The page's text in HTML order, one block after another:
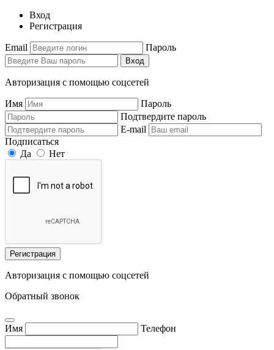
Вход
Регистрация
Email Пароль
Вход
Авторизация с помощью соцсетей
Имя
Пароль
Подтвердите пароль
E-mail
Подписаться
Да
Нет
Регистрация
Авторизация с помощью соцсетей
Обратный звонок
Имя Телефон